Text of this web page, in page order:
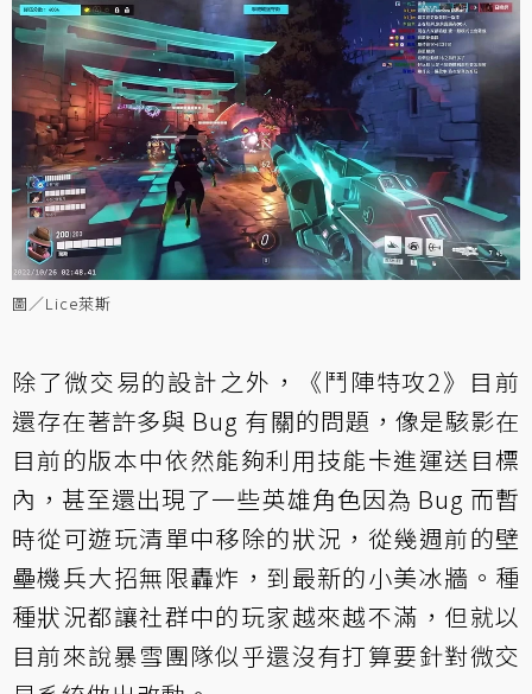
圖／Lice萊斯
除了微交易的設計之外，《鬥陣特攻2》目前
還存在著許多與 Bug 有關的問題，像是駭影在
目前的版本中依然能夠利用技能卡進運送目標
內，甚至還出現了一些英雄角色因為 Bug 而暫
時從可遊玩清單中移除的狀況，從幾週前的壁
壘機兵大招無限轟炸，到最新的小美冰牆。種
種狀況都讓社群中的玩家越來越不滿，但就以
目前來說暴雪團隊似乎還沒有打算要針對微交